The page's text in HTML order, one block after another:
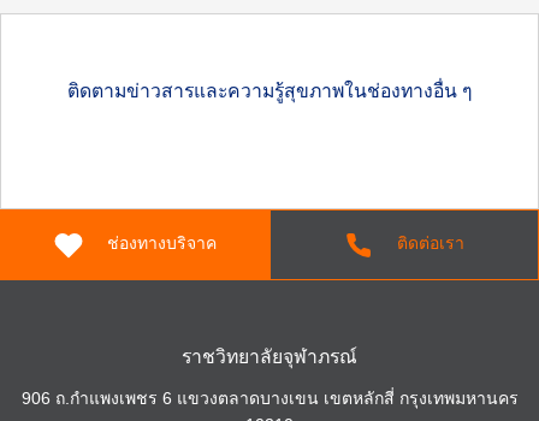
ติดตามข่าวสารและความรู้สุขภาพในช่องทางอื่น ๆ
ช่องทางบริจาค ติดต่อเรา
ราชวิทยาลัยจุฬาภรณ์
906 ถ.กำแพงเพชร 6 แขวงตลาดบางเขน เขตหลักสี่ กรุงเทพมหานคร